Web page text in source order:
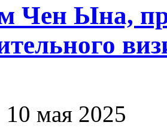
Чен Ына,
10 мая 2025